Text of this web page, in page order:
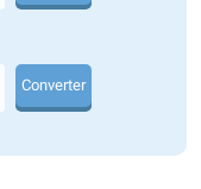
Converter